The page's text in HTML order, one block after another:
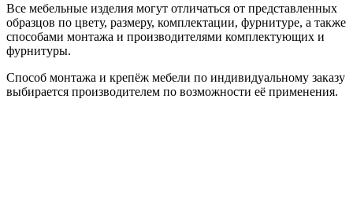
Все мебельные изделия могут отличаться от представленных
образцов по цвету, размеру, комплектации, фурнитуре, а также
способами монтажа и производителями комплектующих и
фурнитуры.
Способ монтажа и крепёж мебели по индивидуальному заказу
выбирается производителем по возможности её применения.